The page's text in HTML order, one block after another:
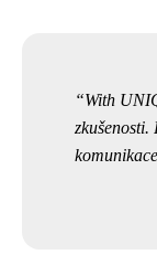
With